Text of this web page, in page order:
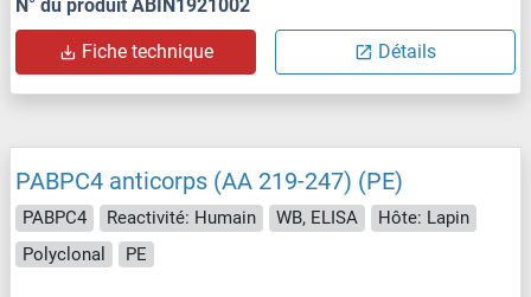
N° du produit ABIN1921002
Fiche technique Détails
PABPC4 anticorps (AA 219-247) (PE)
PABPC4 Reactivité: Humain WB, ELISA
Hôte: Lapin
Polyclonal
PE